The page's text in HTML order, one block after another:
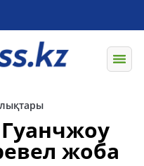
Гуанчжоу
жоба